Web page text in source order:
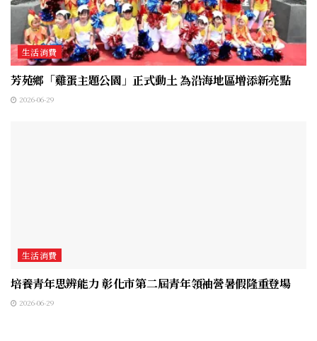
生活消費
芳苑鄉「雞蛋主題公園」正式動土 為沿海地區增添新亮點
2026-06-29
生活消費
培養青年思辨能力 彰化市第二屆青年領袖營暑假隆重登場
2026-06-29